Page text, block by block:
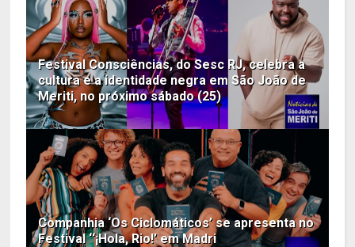
Festival Consciências, do Sesc RJ, celebra a
cultura e a identidade negra em São João de
Meriti, no próximo sábado (25)
Companhia ‘Os Ciclomáticos’ se apresenta no
Festival ‘‘¡Hola, Rio!’ em Madri